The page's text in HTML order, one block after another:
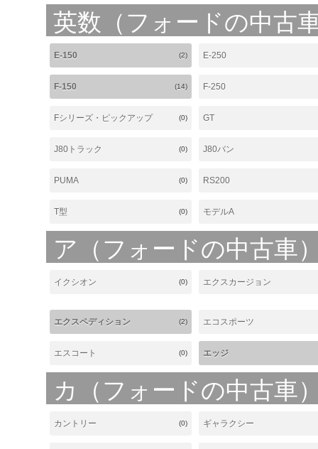
英数（フォードの中古
E-150 (2) E-250
F-150 (14) F-250
Fシリーズ・ピックアップ (0) GT
J80トラック (0) J80バン
PUMA (0) RS200
T型 (0) モデルA
ア（フォードの中古車
イクシオン (0) エクスカージョン
エクスペディション (2) エコスポーツ
エスコート (0) エッジ
カ（フォードの中古車
カントリー (0) ギャラクシー